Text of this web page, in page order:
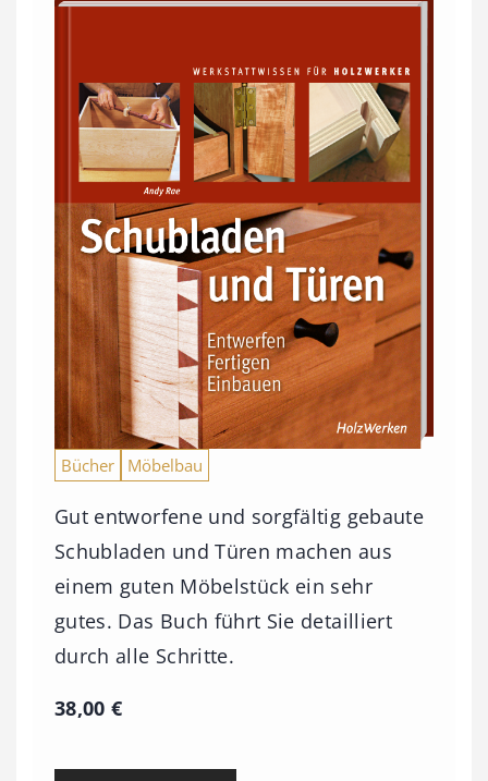
Bücher Möbelbau
Gut entworfene und sorgfältig gebaute
Schubladen und Türen machen aus
einem guten Möbelstück ein sehr
gutes. Das Buch führt Sie detailliert
durch alle Schritte.
38,00€